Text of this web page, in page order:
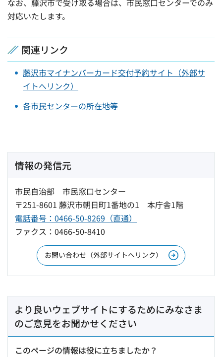
対応いたします。
関連リンク
藤沢市マイナンバーカード交付予約サイト（外部サ
イトへリンク）
各市民センターの所在地等
情報の発信元
市民自治部 市民窓口センター
〒251-8601 藤沢市朝日町1番地の1 本庁舎1階
電話番号：0466-50-8269（直通）
ファクス：0466-50-8410
お問い合わせ（外部サイトへリンク）
より良いウェブサイトにするためにみなさま
のご意見をお聞かせください
このページの情報は役に立ちましたか？